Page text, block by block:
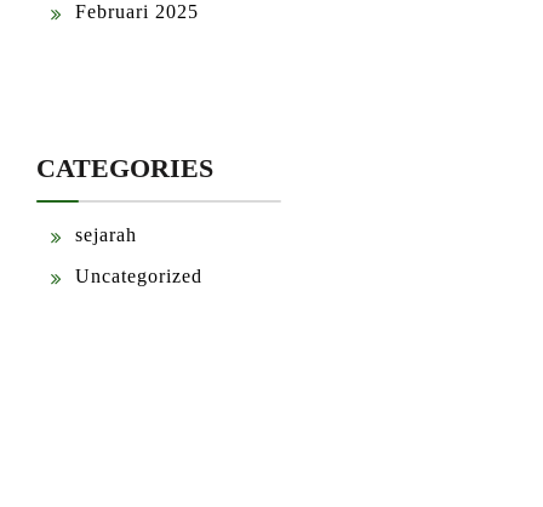
Februari 2025
CATEGORIES
sejarah
Uncategorized